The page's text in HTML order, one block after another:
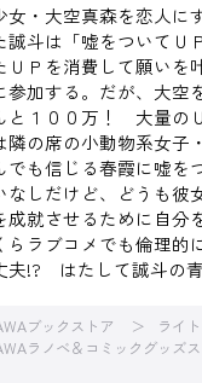
女・大空真森を恋人に
誠斗は「嘘をついてＵ
ＵＰを消費して願いを
参加する。だが、大空
と１００万！ 大量の
の席の小動物系女子
でも信じる春霞に嘘を
なしだけど、どうも彼
成就させるために自分
らラブコメでも倫理的
夫!? はたして誠斗の
ブックストア
ライ
ラノベ＆コミックグッズ